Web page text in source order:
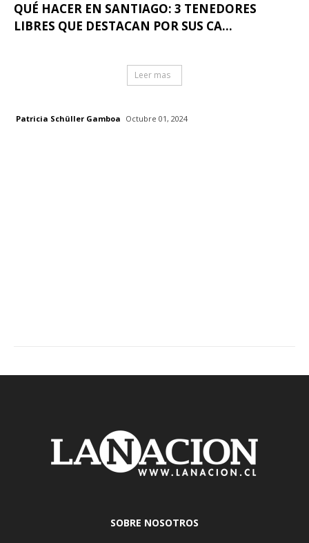
QUÉ HACER EN SANTIAGO: 3 TENEDORES
LIBRES QUE DESTACAN POR SUS CA...
Leer mas
Patricia Schüller Gamboa Octubre 01, 2024
SOBRE NOSOTROS